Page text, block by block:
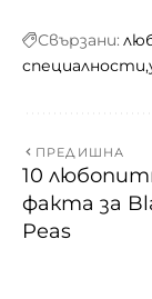
Свързани:
специалности
ПРЕДИШНА
10
факта за
Peas